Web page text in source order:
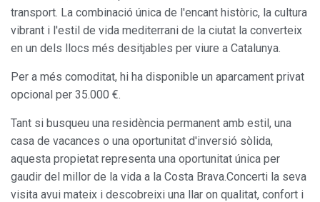
transport. La combinació única de l'encant històric, la cultura
vibrant i l'estil de vida mediterrani de la ciutat la converteix
en un dels llocs més desitjables per viure a Catalunya.
Per a més comoditat, hi ha disponible un aparcament privat
opcional per 35.000 €.
Tant si busqueu una residència permanent amb estil, una
casa de vacances o una oportunitat d'inversió sòlida,
aquesta propietat representa una oportunitat única per
gaudir del millor de la vida a la Costa Brava.Concerti la seva
visita avui mateix i descobreixi una llar on qualitat, confort i
Modificar cookies
Tècniques i funcionals
Sempre activades
Aquest lloc web utilitza cookies pròpies per recopilar
Si continua navegant, suposa l'acceptació de la instal·lació
de les mateixes. L'usuari té la possibilitat de configurar el
navegador podent, si així ho desitja, impedir que siguin
instal·lades al disc dur, encara que haurà de tenir en
compte que aquesta acció podrà ocasionar dificultats de
navegació de la pàgina web.